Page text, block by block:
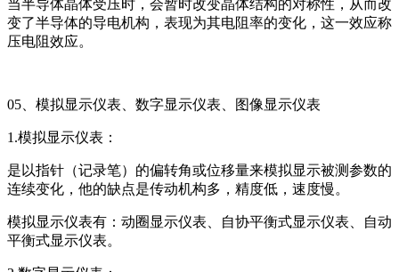
当半导体晶体受压时，会暂时改变晶体结构的对称性，从而改
变了半导体的导电机构，表现为其电阻率的变化，这一效应称
压电阻效应。
05、模拟显示仪表、数字显示仪表、图像显示仪表
1.模拟显示仪表：
是以指针（记录笔）的偏转角或位移量来模拟显示被测参数的
连续变化，他的缺点是传动机构多，精度低，速度慢。
模拟显示仪表有：动圈显示仪表、自协平衡式显示仪表、自动
平衡式显示仪表。